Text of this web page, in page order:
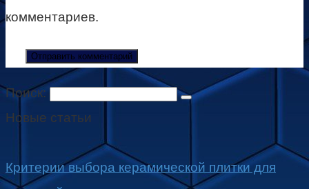
комментариев.
Поиск:
Новые статьи
Критерии выбора керамической плитки для